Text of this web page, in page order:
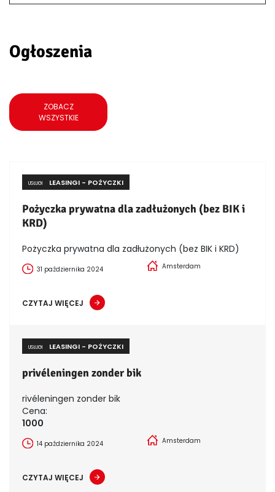
Ogłoszenia
ZOBACZ
WSZYSTKIE
USŁUGI LEASINGI - POŻYCZKI
Pożyczka prywatna dla zadłużonych (bez BIK i
KRD)
Pożyczka prywatna dla zadłużonych (bez BIK i KRD)
31 października 2024 Amsterdam
CZYTAJ WIĘCEJ
USŁUGI LEASINGI - POŻYCZKI
privéleningen zonder bik
rivéleningen zonder bik
Cena:
1000
14 października 2024 Amsterdam
CZYTAJ WIĘCEJ